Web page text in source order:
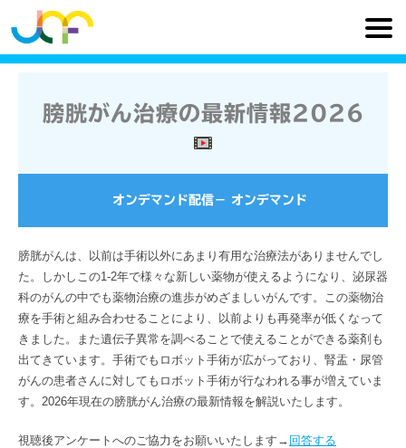
膀胱がん治療の最新情報2026
オンデマンド配信− オンデマンド
膀胱がんは、以前は手術以外にあまり有用な治療法がありませんでし
た。しかしこの1-2年で様々な新しい薬物が使えるようになり、泌尿器
科のがんの中でも薬物治療の進歩がめざましいがんです。この薬物治
療を手術と組み合わせることにより、以前よりも再発率が低くなって
きました。また遺伝子異常を調べることで使えることができる薬剤も
出てきています。手術でもロボット手術が広がっており、腎盂・尿管
がんの患者さんに対してもロボット手術が行なわれる事が増えていま
す。2026年現在の膀胱がん治療の最新情報を解説いたします。
視聴後アンケートへのご協力をお願いいたします→ 回答する